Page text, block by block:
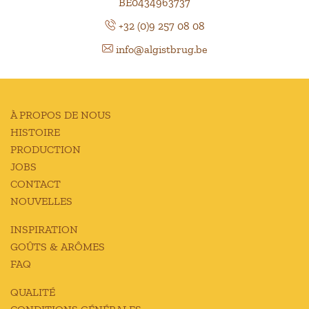
+32 (0)9 257 08 08
info@algistbrug.be
À PROPOS DE NOUS
HISTOIRE
PRODUCTION
JOBS
CONTACT
NOUVELLES
INSPIRATION
GOÛTS & ARÔMES
FAQ
QUALITÉ